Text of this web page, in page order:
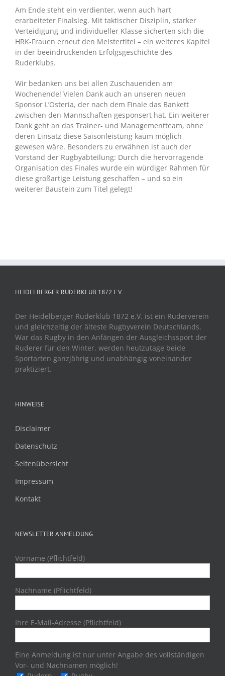
Am Ende steht ein verdienter, wenn auch hart
erarbeiteter Finalsieg. Mit taktischer Disziplin, starker
Verteidigung und individueller Klasse sicherten sich die
HRK-Frauen erneut den Meistertitel – ein weiteres Kapitel
in der beeindruckenden Erfolgsgeschichte des
Ruderklubs.
Wir bedanken uns bei allen Zuschauenden am
Wochenende! Vielen Dank auch an unseren neuen
Sponsor L’Osteria, der nach dem Finale das Bankett
zwischen den Mannschaften gesponsert hat. Ein weiterer
Dank geht an das Trainer- und Managementteam, ohne
deren Einsatz diese Saisonleistung kaum möglich
gewesen wäre. Besonders zu erwähnen ist auch der
Vorstand der Rugbyabteilung: Durch die hervorragende
Organisation des Finales wurde ein würdiger Rahmen für
diese großartige Leistung geschaffen – und so ein
weiterer Baustein zum Titel gelegt!
HEIDELBERGER RUDERKLUB 1872 E.V.
Der Heidelberger Ruderklub 1872 e.V. ist ein Ruderverein
und gleichzeitig der älteste Rugbyverein Deutschlands.
War das Rugby in den Anfängen der Ausgleichssport der
Ruderer für den Winter, werden heutzutage beide
Sportarten ganzjährig und unabhängig voneinander
praktiziert.
HINWEISE
Disclaimer
Datenschutz
Seitenübersicht
Impressum
Kontakt
NEWSLETTER ANMELDUNG
Vorname (Pflichtfeld)
Nachname (Pflichtfeld)
Ihre E-Mail-Adresse (Pflichtfeld)
Eine Anmeldung ist nur unter Angabe des vollständigen
Vor- und Nachnamen möglich!